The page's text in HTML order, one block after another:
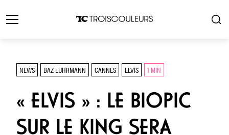
NEWS BAZ LUHRMANN CANNES ELVIS 1 MIN
« ELVIS » : LE BIOPIC
SUR LE KING SERA